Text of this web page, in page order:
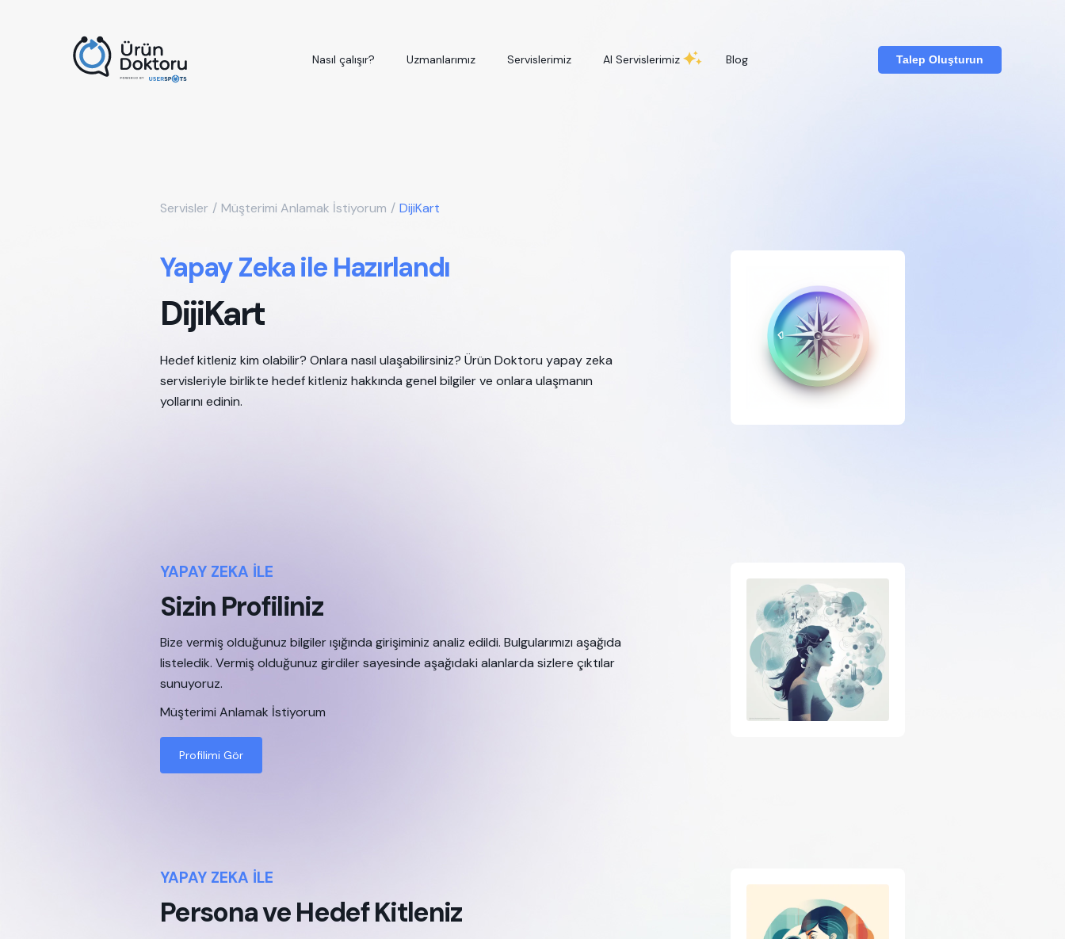
Nasıl çalışır? Uzmanlarımız Servislerimiz AI Servislerimiz Blog Talep Oluşturun
Servisler / Müşterimi Anlamak İstiyorum / DijiKart
Yapay Zeka ile Hazırlandı
DijiKart
Hedef kitleniz kim olabilir? Onlara nasıl ulaşabilirsiniz? Ürün Doktoru yapay zeka
servisleriyle birlikte hedef kitleniz hakkında genel bilgiler ve onlara ulaşmanın
yollarını edinin.
YAPAY ZEKA İLE
Sizin Profiliniz
Bize vermiş olduğunuz bilgiler ışığında girişiminiz analiz edildi. Bulgularımızı aşağıda
listeledik. Vermiş olduğunuz girdiler sayesinde aşağıdaki alanlarda sizlere çıktılar
sunuyoruz.
Müşterimi Anlamak İstiyorum
Profilimi Gör
YAPAY ZEKA İLE
Persona ve Hedef Kitleniz